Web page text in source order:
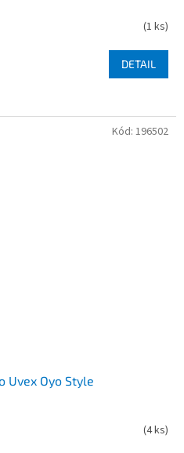
(1 ks)
DETAIL
Uvex Oyo Style
(4 ks)
Kód: 196502